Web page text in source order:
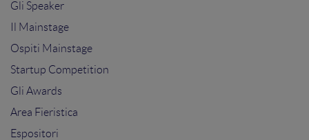
Gli Speaker
Il Mainstage
Ospiti Mainstage
Startup Competition
Gli Awards
Area Fieristica
Espositori